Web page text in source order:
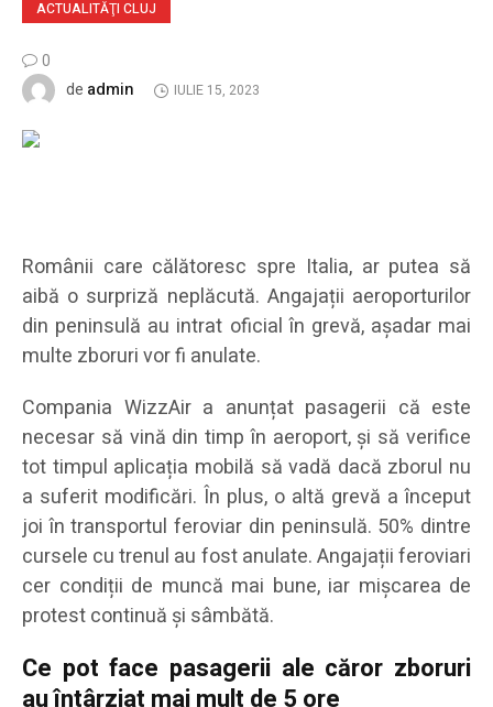
ACTUALITĂŢI CLUJ
0
de admin IULIE 15, 2023
Românii care călătoresc spre Italia, ar putea să
aibă o surpriză neplăcută. Angajații aeroporturilor
din peninsulă au intrat oficial în grevă, așadar mai
multe zboruri vor fi anulate.
Compania WizzAir a anunțat pasagerii că este
necesar să vină din timp în aeroport, și să verifice
tot timpul aplicația mobilă să vadă dacă zborul nu
a suferit modificări. În plus, o altă grevă a început
joi în transportul feroviar din peninsulă. 50% dintre
cursele cu trenul au fost anulate. Angajații feroviari
cer condiții de muncă mai bune, iar mișcarea de
protest continuă și sâmbătă.
Ce pot face pasagerii ale căror zboruri
au întârziat mai mult de 5 ore